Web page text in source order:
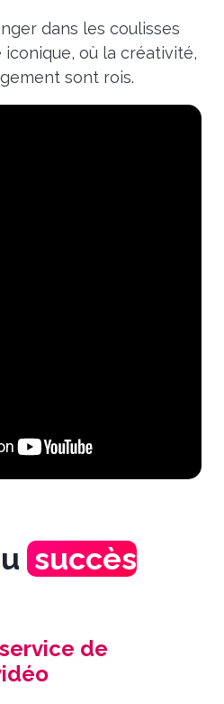
dans les coulisses
où la créativité,
sont rois.
succès
de